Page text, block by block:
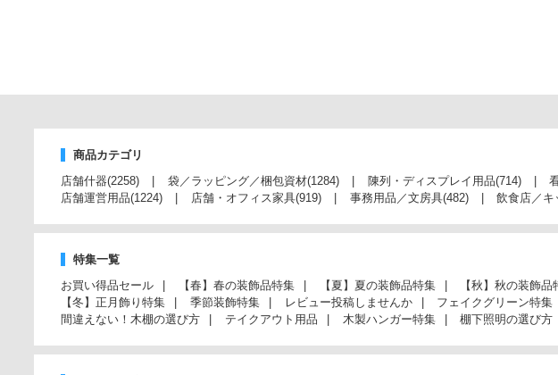
商品カテゴリ
店舗什器(2258) 袋／ラッピング／梱包資材(1284) 陳列・ディスプレイ用品(714)
店舗運営用品(1224) 店舗・オフィス家具(919) 事務用品／文房具(482) 飲食店／キ
特集一覧
お買い得品セール
【春】春の装飾品特集 【夏】夏の装飾品特集 【秋】秋の装飾品
【冬】正月飾り特集
季節装飾特集 レビュー投稿しませんか フェイクグリーン特集
間違えない！木棚の選び方
テイクアウト用品 木製ハンガー特集 棚下照明の選び方